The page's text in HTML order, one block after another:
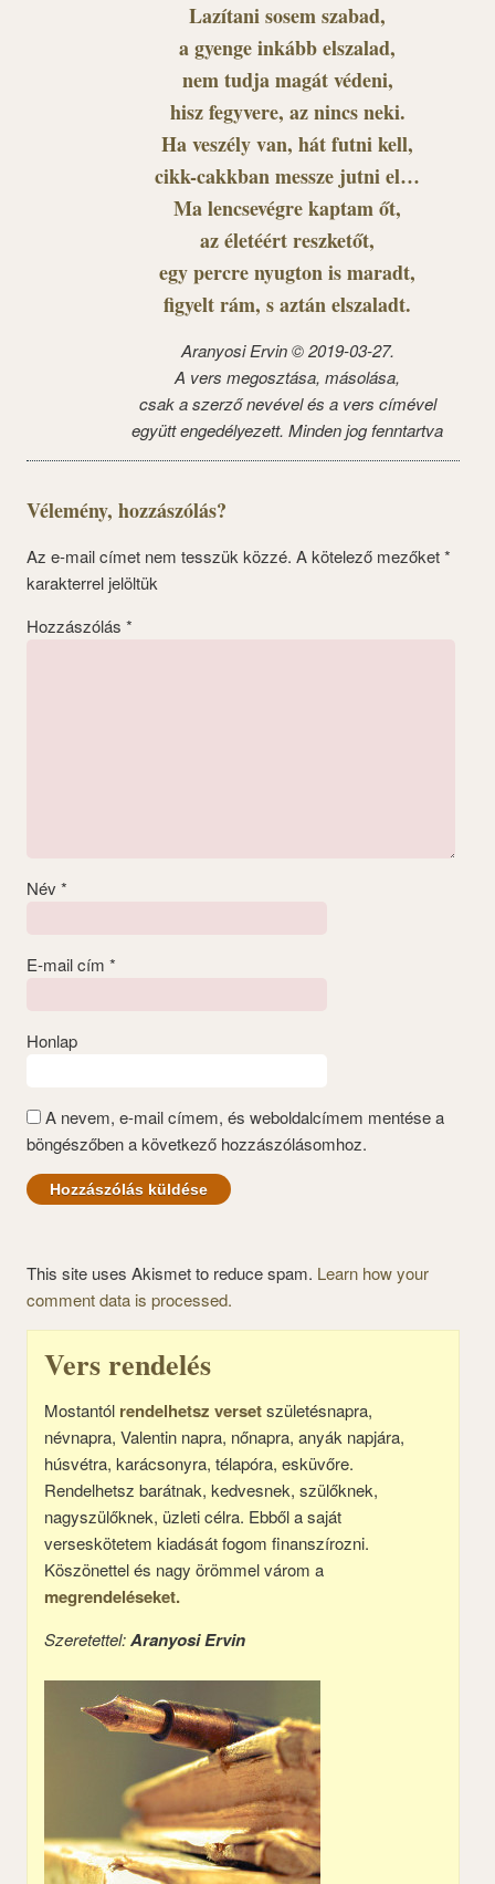
Lazítani sosem szabad,
a gyenge inkább elszalad,
nem tudja magát védeni,
hisz fegyvere, az nincs neki.
Ha veszély van, hát futni kell,
cikk-cakkban messze jutni el…
Ma lencsevégre kaptam őt,
az életéért reszketőt,
egy percre nyugton is maradt,
figyelt rám, s aztán elszaladt.
Aranyosi Ervin ©2019-03-27.
A vers megosztása, másolása,
csak a szerző nevével és a vers címével
együtt engedélyezett. Minden jog fenntartva
Vélemény, hozzászólás?
Az e-mail címet nem tesszük közzé. A kötelező mezőket*
karakterrel jelöltük
Hozzászólás *
Név *
E-mail cím *
Honlap
A nevem, e-mail címem, és weboldalcímem mentése a
böngészőben a következő hozzászólásomhoz.
This site uses Akismet to reduce spam. Learn how your
comment data is processed.
Vers rendelés
Mostantól rendelhetsz versetszületésnapra,
névnapra, Valentin napra, nőnapra, anyák napjára,
húsvétra, karácsonyra, télapóra, esküvőre.
Rendelhetsz barátnak, kedvesnek, szülőknek,
nagyszülőknek, üzleti célra. Ebből a saját
verseskötetem kiadását fogom finanszírozni.
Köszönettel és nagy örömmel várom a
megrendeléseket.
Szeretettel:Aranyosi Ervin